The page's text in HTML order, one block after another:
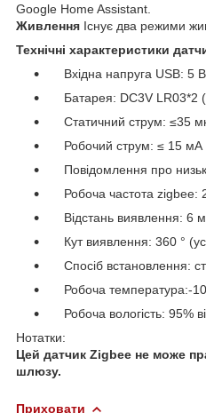
Google Home Assistant.
Живлення Існує два режими
Технічні характеристики
Вхідна напруга USB: 5 В
Батарея: DC3V LR03*2
Статичний струм: ≤35
Робочий струм: ≤ 15 мА
Повідомлення про
Робоча частота zigbee:
Відстань виявлення: 6 м
Кут виявлення: 360 °
Спосіб встановлення:
Робоча температура:-
Робоча вологість: 95%
Нотатки:
Цей датчик Zigbee не може
шлюзу.
Приховати